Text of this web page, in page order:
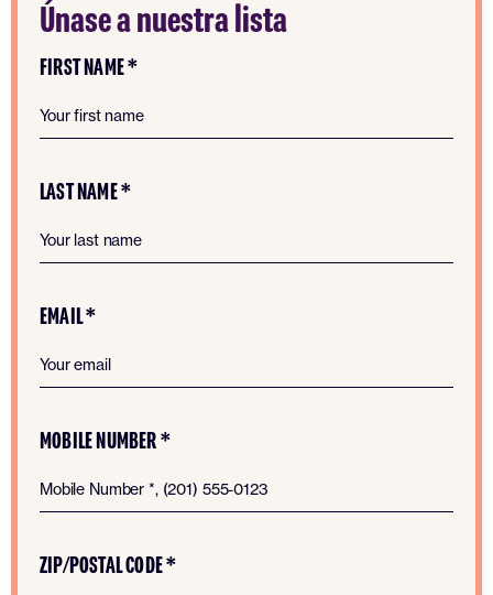
Únase a nuestra lista
FIRST NAME *
LAST NAME *
EMAIL *
MOBILE NUMBER *
ZIP/POSTAL CODE *